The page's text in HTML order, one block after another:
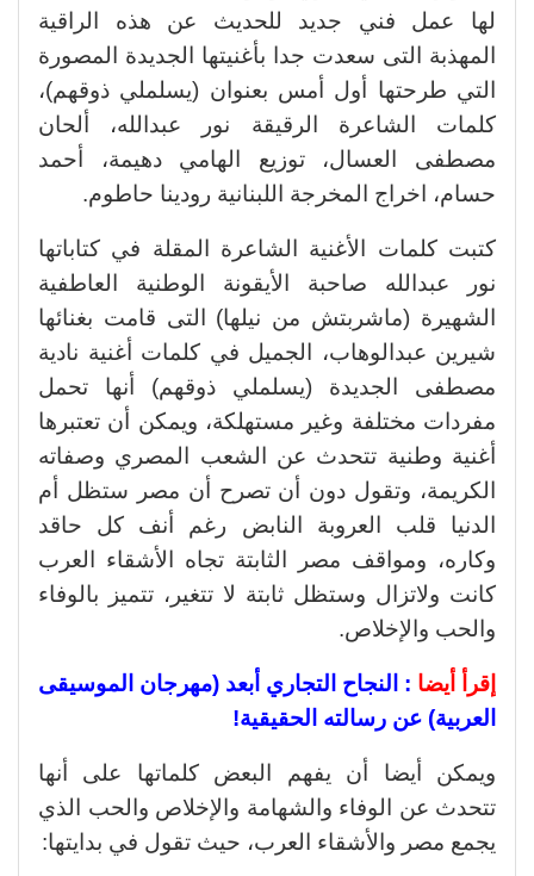
لها عمل فني جديد للحديث عن هذه الراقية
المهذبة التى سعدت جدا بأغنيتها الجديدة المصورة
التي طرحتها أول أمس بعنوان (يسلملي ذوقهم)،
كلمات الشاعرة الرقيقة نور عبدالله، ألحان
مصطفى العسال، توزيع الهامي دهيمة، أحمد
حسام، اخراج المخرجة اللبنانية رودينا حاطوم.
كتبت كلمات الأغنية الشاعرة المقلة في كتاباتها
نور عبدالله صاحبة الأيقونة الوطنية العاطفية
الشهيرة (ماشربتش من نيلها) التى قامت بغنائها
شيرين عبدالوهاب، الجميل في كلمات أغنية نادية
مصطفى الجديدة (يسلملي ذوقهم) أنها تحمل
مفردات مختلفة وغير مستهلكة، ويمكن أن تعتبرها
أغنية وطنية تتحدث عن الشعب المصري وصفاته
الكريمة، وتقول دون أن تصرح أن مصر ستظل أم
الدنيا قلب العروبة النابض رغم أنف كل حاقد
وكاره، ومواقف مصر الثابتة تجاه الأشقاء العرب
كانت ولاتزال وستظل ثابتة لا تتغير، تتميز بالوفاء
والحب والإخلاص.
إقرأ أيضا : النجاح التجاري أبعد (مهرجان الموسيقى
العربية) عن رسالته الحقيقية!
ويمكن أيضا أن يفهم البعض كلماتها على أنها
تتحدث عن الوفاء والشهامة والإخلاص والحب الذي
يجمع مصر والأشقاء العرب، حيث تقول في بدايتها: